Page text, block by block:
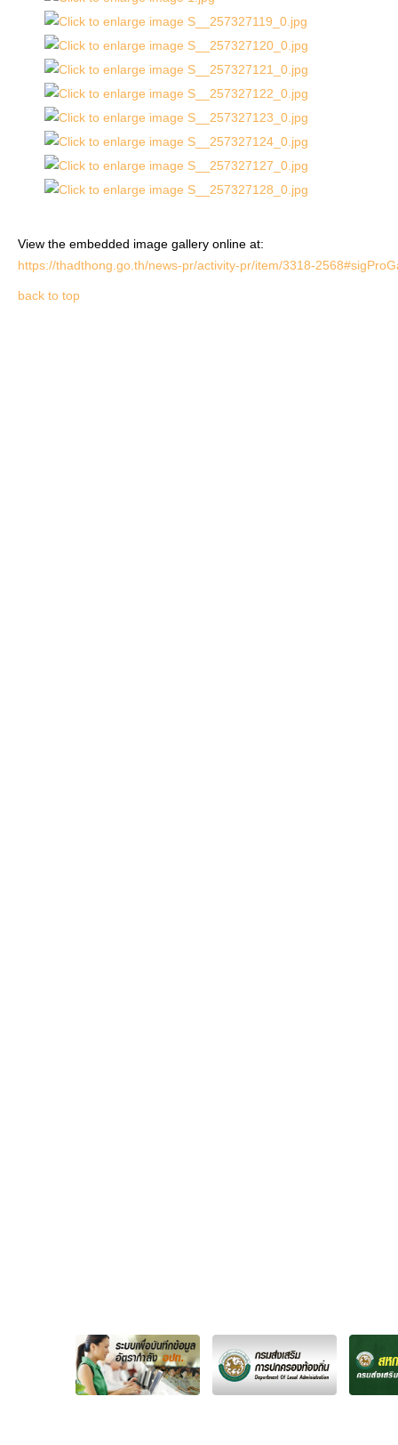
View the embedded image gallery online at:
https://thadthong.go.th/news-pr/activity-pr/item/3318-
back to top